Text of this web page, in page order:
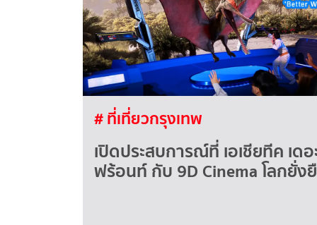
# ที่เที่ยวกรุงเทพ
เปิดประสบการณ์ที่ เอเชียทีค เดอ
ฟร้อนท์ กับ 9D Cinema โลกยั่ง